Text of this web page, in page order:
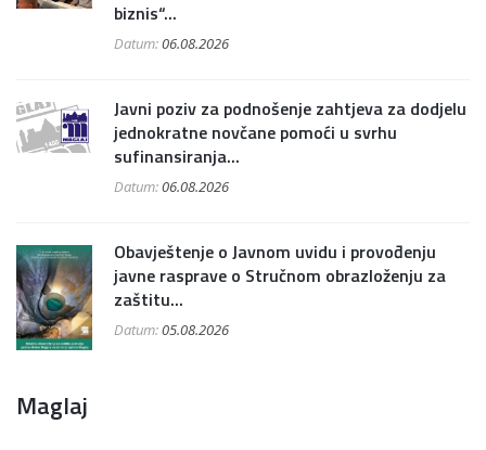
biznis“...
Datum:06.08.2026
Javni poziv za podnošenje zahtjeva za dodjelu
jednokratne novčane pomoći u svrhu
sufinansiranja...
Datum:06.08.2026
Obavještenje o Javnom uvidu i provođenju
javne rasprave o Stručnom obrazloženju za
zaštitu...
Datum:05.08.2026
Maglaj